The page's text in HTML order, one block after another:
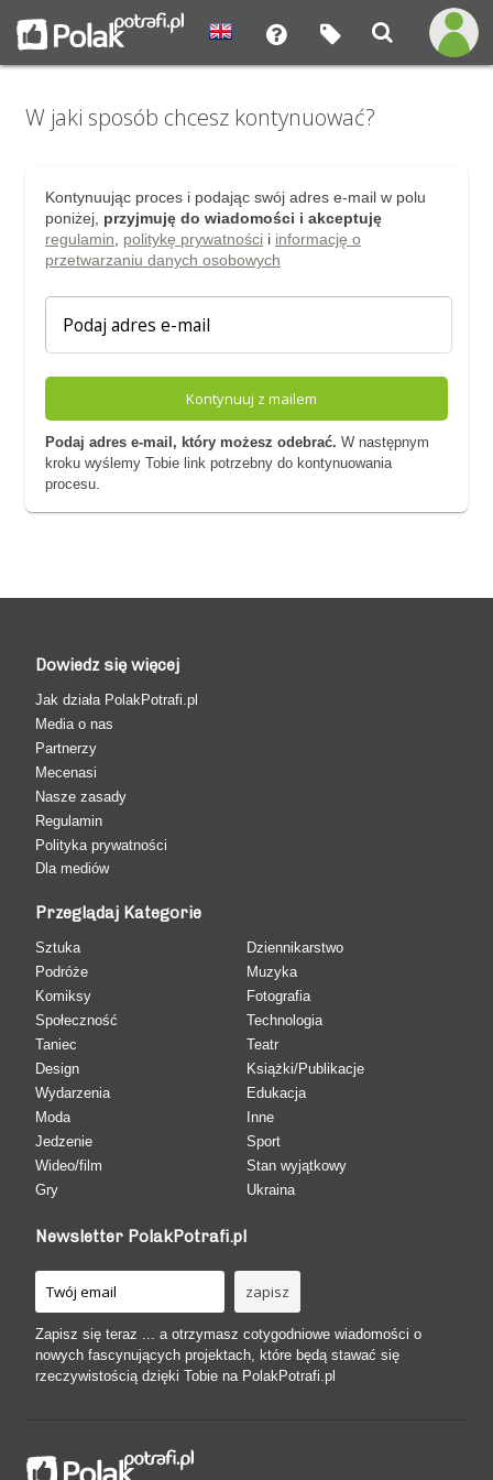
W jaki sposób chcesz kontynuować?
Kontynuując proces i podając swój adres e-mail w polu
poniżej, przyjmuję do wiadomości i akceptuję
regulamin
politykę prywatnościi informację o
przetwarzaniu danych osobowych
Kontynuuj z mailem
Podaj adres e-mail, który możesz odebrać. W następnym
kroku wyślemy Tobie link potrzebny do kontynuowania
procesu.
Dowiedz się więcej
Jak działa PolakPotrafi.pl
Media o nas
Partnerzy
Mecenasi
Nasze zasady
Regulamin
Polityka prywatności
Dla mediów
Przeglądaj Kategorie
Sztuka
Podróże
Komiksy
Społeczność
Taniec
Design
Wydarzenia
Moda
Jedzenie
Wideo/film
Gry
Dziennikarstwo
Muzyka
Fotografia
Technologia
Teatr
Książki/Publikacje
Edukacja
Inne
Sport
Stan wyjątkowy
Ukraina
Newsletter PolakPotrafi.pl
Zapisz się teraz ... a otrzymasz cotygodniowe wiadomości o
nowych fascynujących projektach, które będą stawać się
rzeczywistością dzięki Tobie na PolakPotrafi.pl